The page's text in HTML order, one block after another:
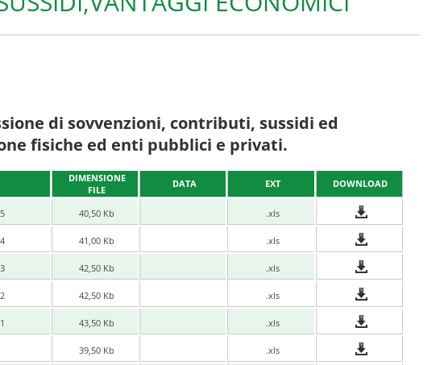
di sovvenzioni, contributi, sussidi ed
fisiche ed enti pubblici e privati.
DIMENSIONE
FILE
DATA EXT DOWNLOAD
40,50 Kb .xls
41,00 Kb .xls
42,50 Kb .xls
42,50 Kb .xls
43,50 Kb .xls
39,50 Kb .xls